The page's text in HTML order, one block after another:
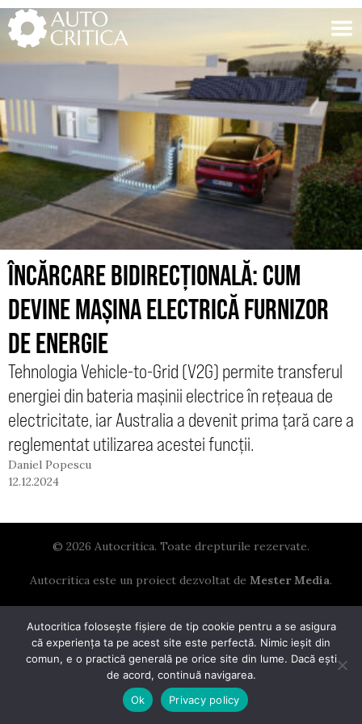
Skip
to
content
ÎNCĂRCARE BIDIRECȚIONALĂ: CUM
DEVINE MAȘINA ELECTRICĂ FURNIZOR
DE ENERGIE
Tehnologia Vehicle-to-Grid (V2G) permite transferul
energiei din bateria mașinii electrice în rețeaua de
electricitate, iar Australia a devenit prima țară care a
reglementat utilizarea acestei funcții.
Daniel Popescu
12.12.2024
© 2026 Autocritica. Toate drepturile rezervate.
Autocritica este un proiect dezvoltat de Mester Media.
Autocritica folosește fișiere de tip cookie pentru a se asigura
că experiența ta pe acest site este perfectă. Nimic ieșit din
comun, e o practică generală pe orice site din lume. Dacă ești
de acord, continuă navigarea.
Ok
Privacy policy